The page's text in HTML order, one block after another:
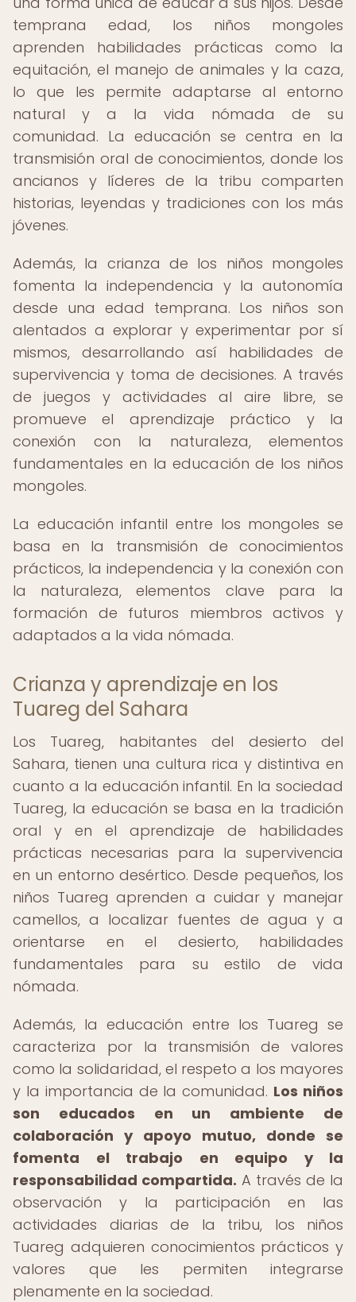
temprana edad, los niños mongoles
aprenden habilidades prácticas como la
equitación, el manejo de animales y la caza,
lo que les permite adaptarse al entorno
natural y a la vida nómada de su
comunidad. La educación se centra en la
transmisión oral de conocimientos, donde los
ancianos y líderes de la tribu comparten
historias, leyendas y tradiciones con los más
jóvenes.
Además, la crianza de los niños mongoles
fomenta la independencia y la autonomía
desde una edad temprana. Los niños son
alentados a explorar y experimentar por sí
mismos, desarrollando así habilidades de
supervivencia y toma de decisiones. A través
de juegos y actividades al aire libre, se
promueve el aprendizaje práctico y la
conexión con la naturaleza, elementos
fundamentales en la educación de los niños
mongoles.
La educación infantil entre los mongoles se
basa en la transmisión de conocimientos
prácticos, la independencia y la conexión con
la naturaleza, elementos clave para la
formación de futuros miembros activos y
adaptados a la vida nómada.
Crianza y aprendizaje en los
Tuareg del Sahara
Los Tuareg, habitantes del desierto del
Sahara, tienen una cultura rica y distintiva en
cuanto a la educación infantil. En la sociedad
Tuareg, la educación se basa en la tradición
oral y en el aprendizaje de habilidades
prácticas necesarias para la supervivencia
en un entorno desértico. Desde pequeños, los
niños Tuareg aprenden a cuidar y manejar
camellos, a localizar fuentes de agua y a
orientarse en el desierto, habilidades
fundamentales para su estilo de vida
nómada.
Además, la educación entre los Tuareg se
caracteriza por la transmisión de valores
como la solidaridad, el respeto a los mayores
y la importancia de la comunidad. Los niños
son educados en un ambiente de
colaboración y apoyo mutuo, donde se
fomenta el trabajo en equipo y la
responsabilidad compartida. A través de la
observación y la participación en las
actividades diarias de la tribu, los niños
Tuareg adquieren conocimientos prácticos y
valores que les permiten integrarse
plenamente en la sociedad.